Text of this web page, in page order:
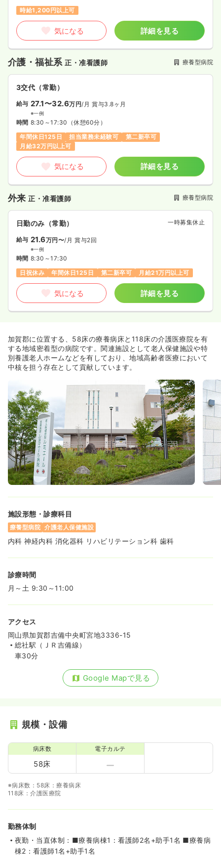
時給1,200円以上可
気になる 詳細を見る
介護・福祉系正・准看護師 療養型病院
3交代（常勤）
給与 27.1〜32.6万円/月 賞与3.8ヶ月
※一例
時間 8:30～17:30 （休憩60分）
年間休日125日
担当業務未経験可
第二新卒可
月給32万円以上可
気になる 詳細を見る
外来正・准看護師 療養型病院
日勤のみ（常勤） 一時募集休止
給与 21.6万円〜/月 賞与2回
※一例
時間 8:30～17:30
日祝休み
年間休日125日 第二新卒可 月給21万円以上可
気になる 詳細を見る
加賀郡に位置する、58床の療養病床と118床の介護医療院を有
する地域密着型の病院です。関連施設として老人保健施設や特
別養護老人ホームなどを有しており、地域高齢者医療において
中核を担う存在として貢献しています。
施設形態・診療科目
療養型病院 介護老人保健施設
内科 神経内科 消化器科 リハビリテーション科 歯科
診療時間
月～土 9:30～11:00
アクセス
岡山県加賀郡吉備中央町宮地3336-15
総社駅（ＪＲ吉備線）
車30分
Google Mapで見る
規模・設備
病床数
58床
電子カルテ
※病床数：58床：療養病床
118床：介護医療院
勤務体制
夜勤・当直体制：■療養病棟1：看護師2名+助手1名 ■療養病
棟2：看護師1名+助手1名